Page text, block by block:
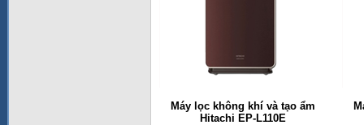
Máy lọc không khí và tạo ẩm
Hitachi EP-L110E